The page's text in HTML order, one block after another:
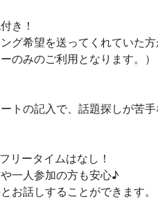
き！
グ希望を送ってくれていた
のみのご利用となります。）
トの記入で、話題探しが苦手
リータイムはなし！
一人参加の方も安心♪
お話しすることができます。